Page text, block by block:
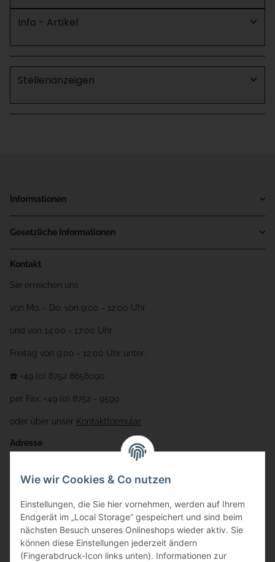
Info - Artikel
Stellenanzeigen
Informationen
Gesetzliche Informationen
Kontakt
Sie erreichen uns
von Mo. - Do. von 9:00 - 12:00 Uhr
und von 14:00 - 17:00 Uhr
Freitag von 9:00 - 12:00 Uhr unter:
☎️ +49 (0) 8752 8658090
per Fax: +49 (0) 8752 - 9599
oder über unser Kontaktformular
Adresse
Gewerbering 17
84072 Au i.d. Hallertau
info@bauer-tore.de
Wie wir Cookies & Co nutzen
Einstellungen, die Sie hier vornehmen, werden auf Ihrem
Endgerät im „Local Storage“ gespeichert und sind beim
nächsten Besuch unseres Onlineshops wieder aktiv. Sie
können diese Einstellungen jederzeit ändern
(Fingerabdruck-Icon links unten). Informationen zur